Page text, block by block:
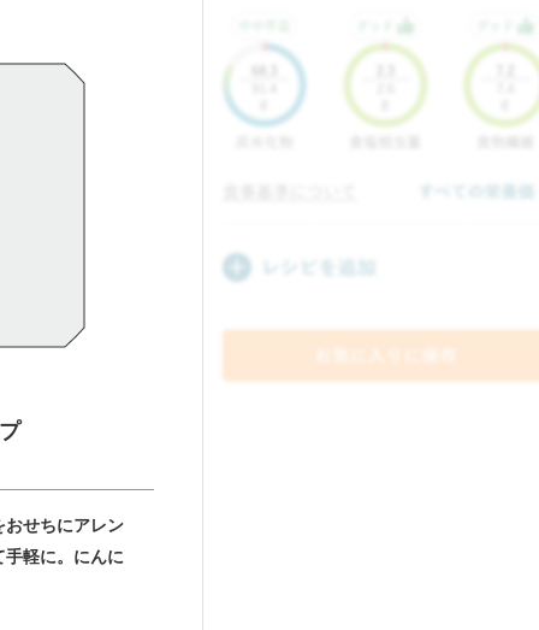
せちにアレン
軽に。にんに